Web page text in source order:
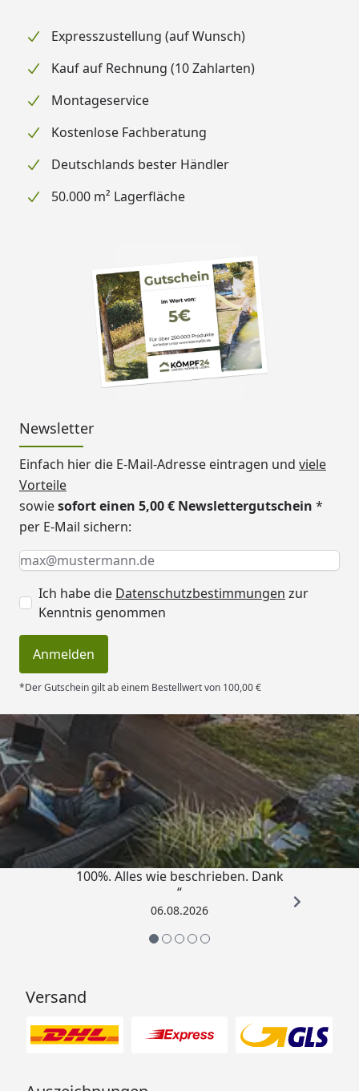
Expresszustellung (auf Wunsch)
Kauf auf Rechnung (10 Zahlarten)
Montageservice
Kostenlose Fachberatung
Deutschlands bester Händler
50.000 m² Lagerfläche
Newsletter
Einfach hier die E-Mail-Adresse eintragen und viele
Vorteile
sowiesofort einen 5,00 € Newslettergutschein *
per E-Mail sichern:
Keine Eingabe erforderlich
Eingabe erforderlich
E-Mail *
Ich habe die Datenschutzbestimmungen zur
Kenntnis genommen
Anmelden
*Der Gutschein gilt ab einem Bestellwert von 100,00 €
Trusted Shops
4,83/ 5
„Super schnell gelifert. Ware passt
100%. Alles wie beschrieben. Dank
“
06.08.2026
Versand